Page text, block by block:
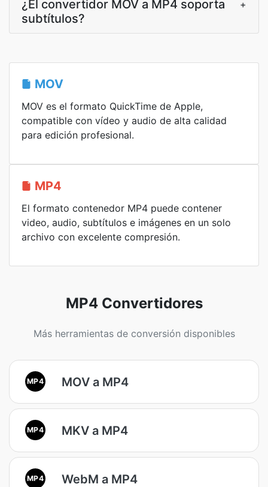
¿El convertidor MOV a MP4 soporta
subtítulos?
+
MOV
MOV es el formato QuickTime de Apple,
compatible con vídeo y audio de alta calidad
para edición profesional.
MP4
El formato contenedor MP4 puede contener
video, audio, subtítulos e imágenes en un solo
archivo con excelente compresión.
MP4 Convertidores
Más herramientas de conversión disponibles
MP4 MOV a MP4
MP4 MKV a MP4
MP4 WebM a MP4